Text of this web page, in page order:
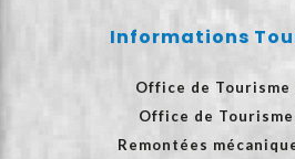
Informations
Office de Tourisme
Office de
Remontées